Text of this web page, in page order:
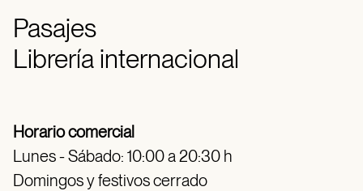
Pasajes
Librería internacional
Horario comercial
Lunes - Sábado: 10:00 a 20:30 h
Domingos y festivos cerrado